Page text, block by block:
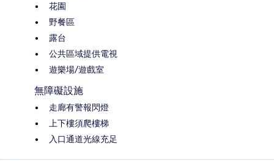
花園
野餐區
露台
公共區域提供電視
遊樂場/遊戲室
無障礙設施
走廊有警報閃燈
上下樓須爬樓梯
入口通道光線充足